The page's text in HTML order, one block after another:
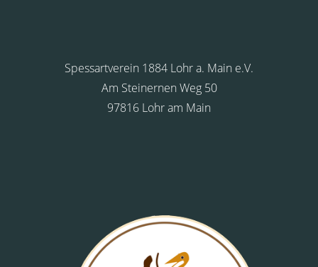
Spessartverein 1884 Lohr a. Main e.V.
Am Steinernen Weg 50
97816 Lohr am Main